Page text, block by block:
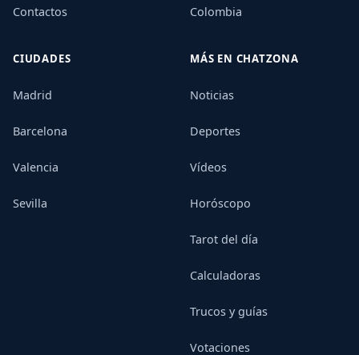
Contactos Colombia
CIUDADES
Madrid
Barcelona
Valencia
Sevilla
MÁS EN CHATZONA
Noticias
Deportes
Vídeos
Horóscopo
Tarot del día
Calculadoras
Trucos y guías
Votaciones